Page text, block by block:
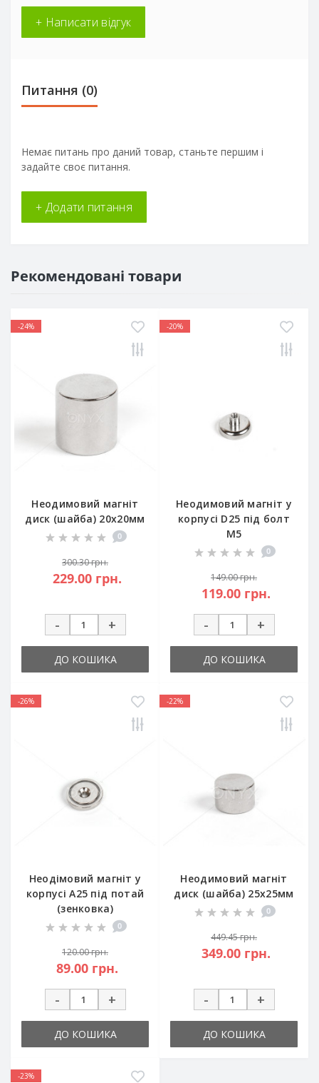
+ Написати відгук
Питання (0)
Немає питань про даний товар, станьте першим і
задайте своє питання.
+ Додати питання
Рекомендовані товари
-24%
Неодимовий магніт
диск (шайба) 20х20мм
0
300.30 грн.
229.00 грн.
- +
ДО КОШИКА
-20%
Неодимовий магніт у
корпусі D25 під болт
М5
0
149.00 грн.
119.00 грн.
-
+
ДО КОШИКА
-26%
Неодімовий магніт у
корпусі A25 під потай
(зенковка)
0
120.00 грн.
89.00 грн.
-
+
ДО КОШИКА
-22%
Неодимовий магніт
диск (шайба) 25х25мм
0
449.45 грн.
349.00 грн.
- +
ДО КОШИКА
-23%